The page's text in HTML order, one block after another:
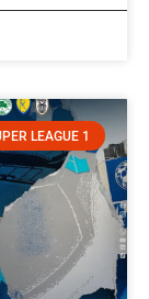
LEAGUE 1